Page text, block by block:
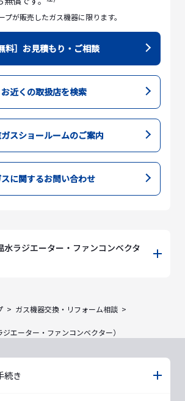
プが販売したガス機器に限ります。
無料］お見積もり・ご相談
お近くの取扱店を検索
スショールームのご案内
に関するお問い合わせ
水ラジエーター・ファンコンベクタ
ガス機器交換・リフォーム相談
エーター・ファンコンベクター）
続き